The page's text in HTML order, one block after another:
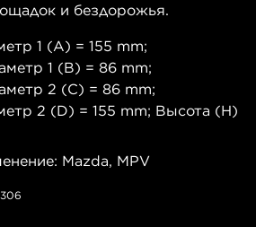
и бездорожья.
1 (A) = 155 mm;
1 (B) = 86 mm;
2 (C) = 86 mm;
2 (D) = 155 mm; Высота (H)
Mazda, MPV